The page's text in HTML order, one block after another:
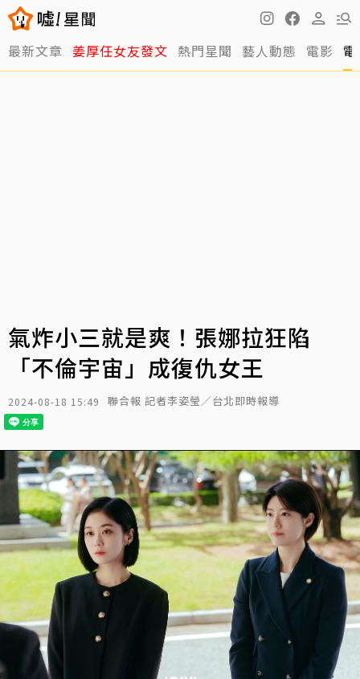
最新文章 姜厚任女友發文 熱門星聞 藝人動態 電影
氣炸小三就是爽！張娜拉狂陷
「不倫宇宙」成復仇女王
2024-08-18 15:49 聯合報 記者李姿瑩／台北即時報導